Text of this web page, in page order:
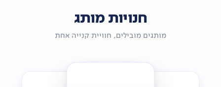
חנויות מותג
מותגים מובילים, חוויית קנייה אחת